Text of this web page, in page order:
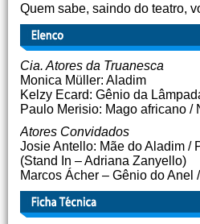
Quem sabe, saindo do teatro,
Cia. Atores da Truanesca
Monica Müller: Aladim
Kelzy Ecard: Gênio da
Paulo Merisio: Mago africano /
Atores Convidados
Josie Antello: Mãe do Aladim /
(Stand In – Adriana Zanyello)
Marcos Ácher – Gênio do Anel